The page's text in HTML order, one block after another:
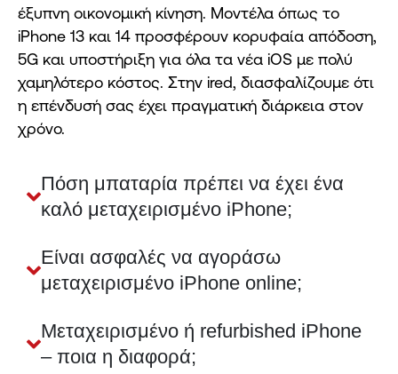
έξυπνη οικονομική κίνηση. Μοντέλα όπως το
iPhone 13 και 14 προσφέρουν κορυφαία απόδοση,
5G και υποστήριξη για όλα τα νέα iOS με πολύ
χαμηλότερο κόστος. Στην ired, διασφαλίζουμε ότι
η επένδυσή σας έχει πραγματική διάρκεια στον
χρόνο.
Πόση μπαταρία πρέπει να έχει ένα
καλό μεταχειρισμένο iPhone;
Είναι ασφαλές να αγοράσω
μεταχειρισμένο iPhone online;
Μεταχειρισμένο ή refurbished iPhone
– ποια η διαφορά;